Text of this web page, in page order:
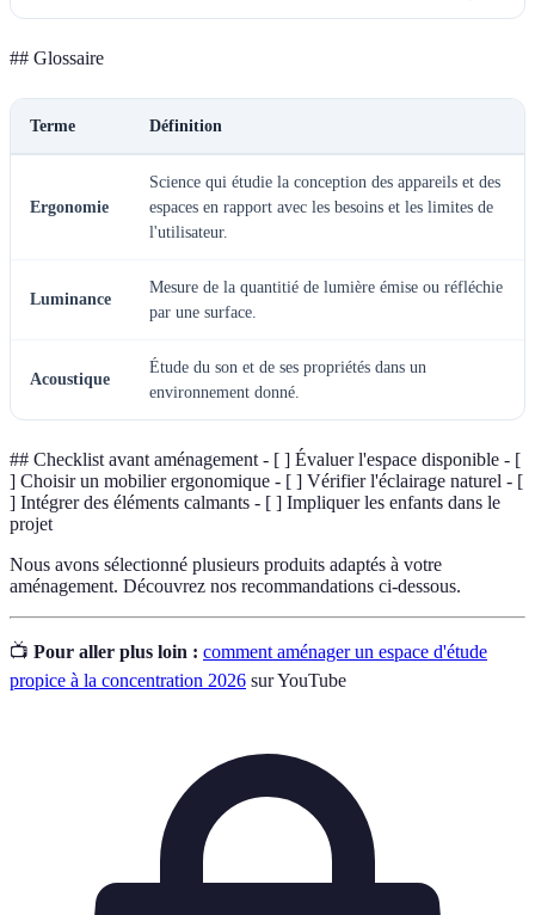
## Glossaire
Terme Définition
Ergonomie
Science qui étudie la conception des appareils et des
espaces en rapport avec les besoins et les limites de
l'utilisateur.
Luminance
Mesure de la quantitié de lumière émise ou réfléchie
par une surface.
Acoustique
Étude du son et de ses propriétés dans un
environnement donné.
## Checklist avant aménagement - [ ] Évaluer l'espace disponible - [
] Choisir un mobilier ergonomique - [ ] Vérifier l'éclairage naturel - [
] Intégrer des éléments calmants - [ ] Impliquer les enfants dans le
projet
Nous avons sélectionné plusieurs produits adaptés à votre
aménagement. Découvrez nos recommandations ci-dessous.
📺 Pour aller plus loin : comment aménager un espace d'étude
propice à la concentration 2026 sur YouTube